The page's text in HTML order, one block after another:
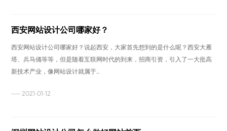
西安网站设计公司哪家好？
西安网站设计公司哪家好？说起西安，大家首先想到的是什么呢？西安大雁
塔、兵马俑等等，但是随着互联网时代的到来，招商引资，引入了一大批高
新技术产业，像网站设计就属于...
—— 2021-01-12